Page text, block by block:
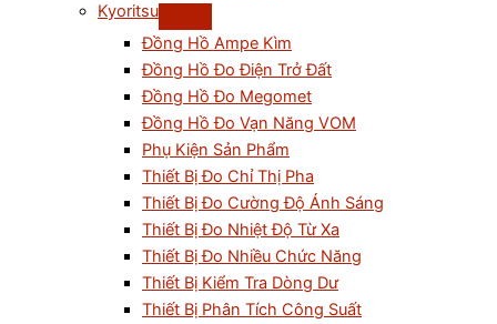
Kyoritsu
Đồng Hồ Ampe Kìm
Đồng Hồ Đo Điện Trở Đất
Đồng Hồ Đo Megomet
Đồng Hồ Đo Vạn Năng VOM
Phụ Kiện Sản Phẩm
Thiết Bị Đo Chỉ Thị Pha
Thiết Bị Đo Cường Độ Ánh Sáng
Thiết Bị Đo Nhiệt Độ Từ Xa
Thiết Bị Đo Nhiều Chức Năng
Thiết Bị Kiểm Tra Dòng Dư
Thiết Bị Phân Tích Công Suất